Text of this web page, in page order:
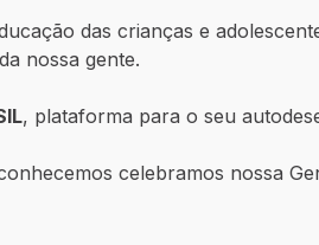
das crianças e
nossa gente.
, plataforma para o seu
celebramos nossa